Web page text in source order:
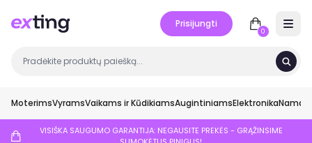
Prisijungti
0
MoterimsVyramsVaikams ir KūdikiamsAugintiniamsElektronikaNamai
VISIŠKA SAUGUMO GARANTIJA: NEGAUSITE PREKĖS - GRĄŽINSIME